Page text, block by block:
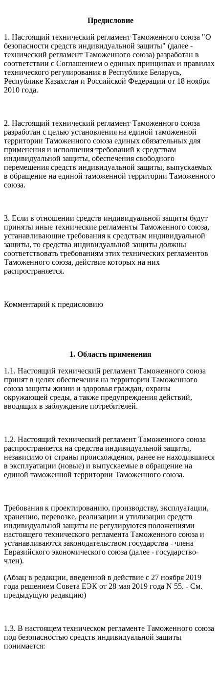
Предисловие
1. Настоящий технический регламент Таможенного союза "О
безопасности средств индивидуальной защиты" (далее -
технический регламент Таможенного союза) разработан в
соответствии с Соглашением о единых принципах и правилах
технического регулирования в Республике Беларусь,
Республике Казахстан и Российской Федерации от 18 ноября
2010 года.
2. Настоящий технический регламент Таможенного союза
разработан с целью установления на единой таможенной
территории Таможенного союза единых обязательных для
применения и исполнения требований к средствам
индивидуальной защиты, обеспечения свободного
перемещения средств индивидуальной защиты, выпускаемых
в обращение на единой таможенной территории Таможенного
союза.
3. Если в отношении средств индивидуальной защиты будут
приняты иные технические регламенты Таможенного союза,
устанавливающие требования к средствам индивидуальной
защиты, то средства индивидуальной защиты должны
соответствовать требованиям этих технических регламентов
Таможенного союза, действие которых на них
распространяется.
Комментарий к предисловию
1. Область применения
1.1. Настоящий технический регламент Таможенного союза
принят в целях обеспечения на территории Таможенного
союза защиты жизни и здоровья граждан, охраны
окружающей среды, а также предупреждения действий,
вводящих в заблуждение потребителей.
1.2. Настоящий технический регламент Таможенного союза
распространяется на средства индивидуальной защиты,
независимо от страны происхождения, ранее не находившиеся
в эксплуатации (новые) и выпускаемые в обращение на
единой таможенной территории Таможенного союза.
Требования к проектированию, производству, эксплуатации,
хранению, перевозке, реализации и утилизации средств
индивидуальной защиты не регулируются положениями
настоящего технического регламента Таможенного союза и
устанавливаются законодательством государства - члена
Евразийского экономического союза (далее - государство-
член).
(Абзац в редакции, введенной в действие с 27 ноября 2019
года решением Совета ЕЭК от 28 мая 2019 года N 55. - См.
предыдущую редакцию)
1.3. В настоящем техническом регламенте Таможенного союза
под безопасностью средств индивидуальной защиты
понимается: